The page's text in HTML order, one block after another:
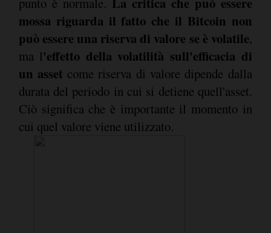
mossa riguarda il fatto che il Bitcoin non
può essere una riserva di valore se è volatile,
ma l'effetto della volatilità sull'efficacia di
un asset come riserva di valore dipende dalla
durata del periodo in cui si detiene quell'asset.
Ciò significa che è importante il momento in
cui quel valore viene utilizzato.